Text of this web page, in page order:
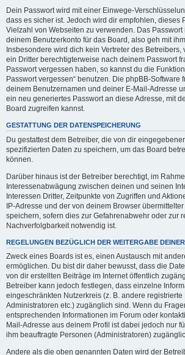
Dein Passwort wird mit einer Einwege-
dass es sicher ist. Jedoch wird dir empfohlen, dieses
Vielzahl von Webseiten zu verwenden. Das Passwort
deinem Benutzerkonto für das Board, also geh mit
Insbesondere wird dich kein Vertreter des
ein Dritter berechtigterweise nach deinem Passwort
Passwort vergessen haben, so kannst du die
Passwort vergessen“ benutzen. Die phpBB-Software
deinem Benutzernamen und deiner E-Mail-Adresse
ein neu generiertes Passwort an diese Adresse, mit
Board zugreifen kannst.
GESTATTUNG DER DATENSPEICHERUNG
Du gestattest dem Betreiber, die von dir
spezifizierten Daten zu speichern, um das Board
können.
Darüber hinaus ist der Betreiber berechtigt, im
Interessenabwägung zwischen deinen und seinen
Interessen Dritter, Zeitpunkte von Zugriffen und
IP-Adresse und der von deinem Browser
speichern, sofern dies zur Gefahrenabwehr oder zur
Nachverfolgbarkeit notwendig ist.
REGELUNGEN BEZÜGLICH DER WEITERGABE
Zweck eines Boards ist es, einen Austausch mit
ermöglichen. Du bist dir daher bewusst, dass die
von dir erstellten Beiträge im Internet öffentlich
Betreiber kann jedoch festlegen, dass einzelne
eingeschränkten Nutzerkreis (z. B. andere registrierte
Administratoren etc.) zugänglich sind. Wenn du
entsprechenden Informationen im Forum oder
Mail-Adresse aus deinem Profil ist dabei jedoch nur
ihm beauftragte Personen (Administratoren)
Andere als die oben genannten Daten wird der